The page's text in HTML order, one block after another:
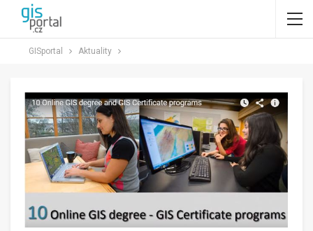
GISportal Aktuality